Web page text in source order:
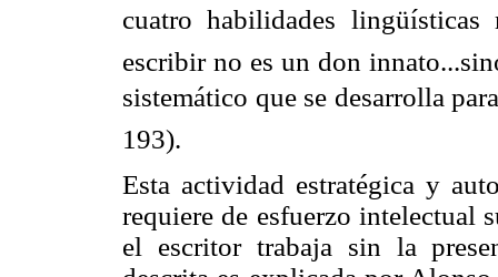
cuatro habilidades lingüísticas
escribir no es un don
sistemático que se desarrolla
193).
Esta actividad estratégica y
requiere de esfuerzo intelectual
el escritor trabaja sin la